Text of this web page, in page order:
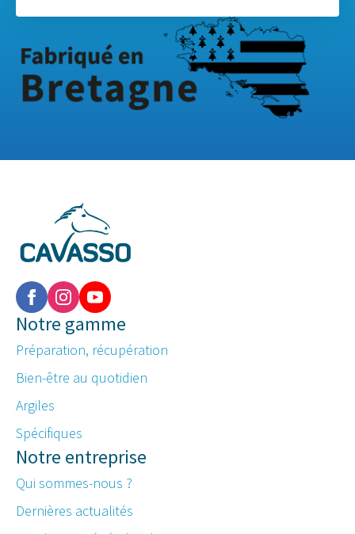
Notre gamme
Préparation, récupération
Bien-être au quotidien
Argiles
Spécifiques
Notre entreprise
Qui sommes-nous ?
Dernières actualités